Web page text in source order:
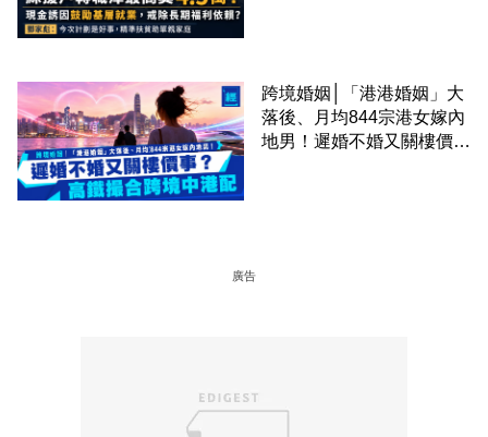
跨境婚姻│「港港婚姻」大
落後、月均844宗港女嫁內
地男！遲婚不婚又關樓價
廣告